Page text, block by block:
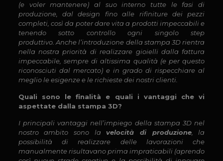
(e voler mantenere) al suo interno tutte le fasi di
produzione, dal design fino alle rifiniture dei pezzi
completi, così da poter dare vita a prodotti impeccabili e
tenendo sotto controllo ogni singolo step
produttivo. Anche l’introduzione della stampa 3D rientra
nella nostra priorità di realizzare gioielli dalla fattura
impeccabile, sempre di altissima qualità (e per questo
riconosciuti dal mercato) e in grado di rispecchiare al
meglio le esigenze e le richieste dei nostri clienti.
Quali sono le finalità e quali i vantaggi che vi
aspettate dalla stampa 3D?
I principali vantaggi nell’impiego della stampa 3D nel
nostro ambito sono lavelocità di produzione, la
possibilità di realizzare delle lavorazioni che
manualmente risultavano prima impraticabili (aprendo